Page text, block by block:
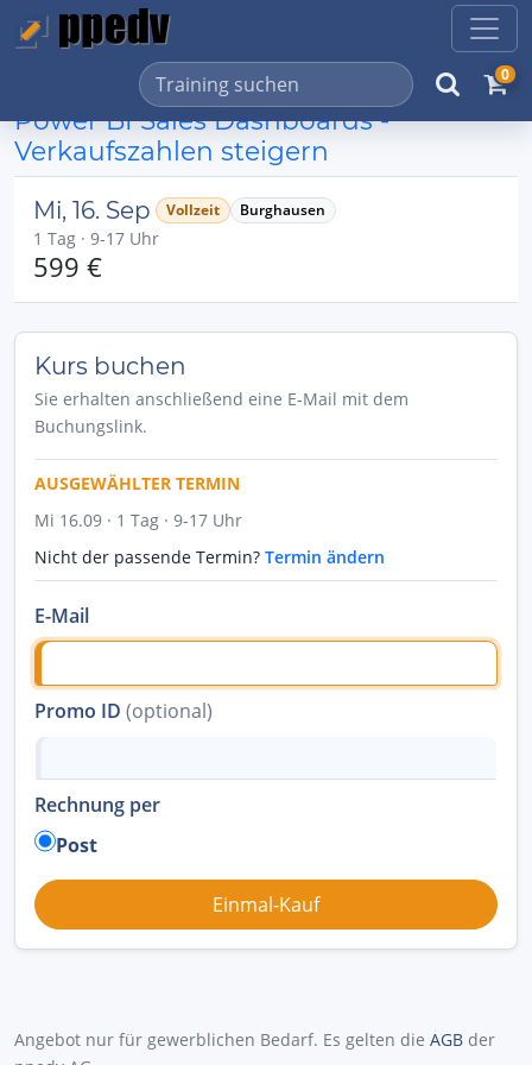
0
Power BI Sales Dashboards -
Verkaufszahlen steigern
Mi, 16. Sep Vollzeit Burghausen
1 Tag · 9-17 Uhr
599 €
Kurs buchen
Sie erhalten anschließend eine E-Mail mit dem
Buchungslink.
AUSGEWÄHLTER TERMIN
Mi 16.09 · 1 Tag · 9-17 Uhr
Nicht der passende Termin? Termin ändern
E-Mail
Promo ID (optional)
Rechnung per
Post
Angebot nur für gewerblichen Bedarf. Es gelten die AGB der